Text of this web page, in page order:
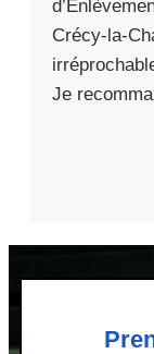
Crécy-
Je